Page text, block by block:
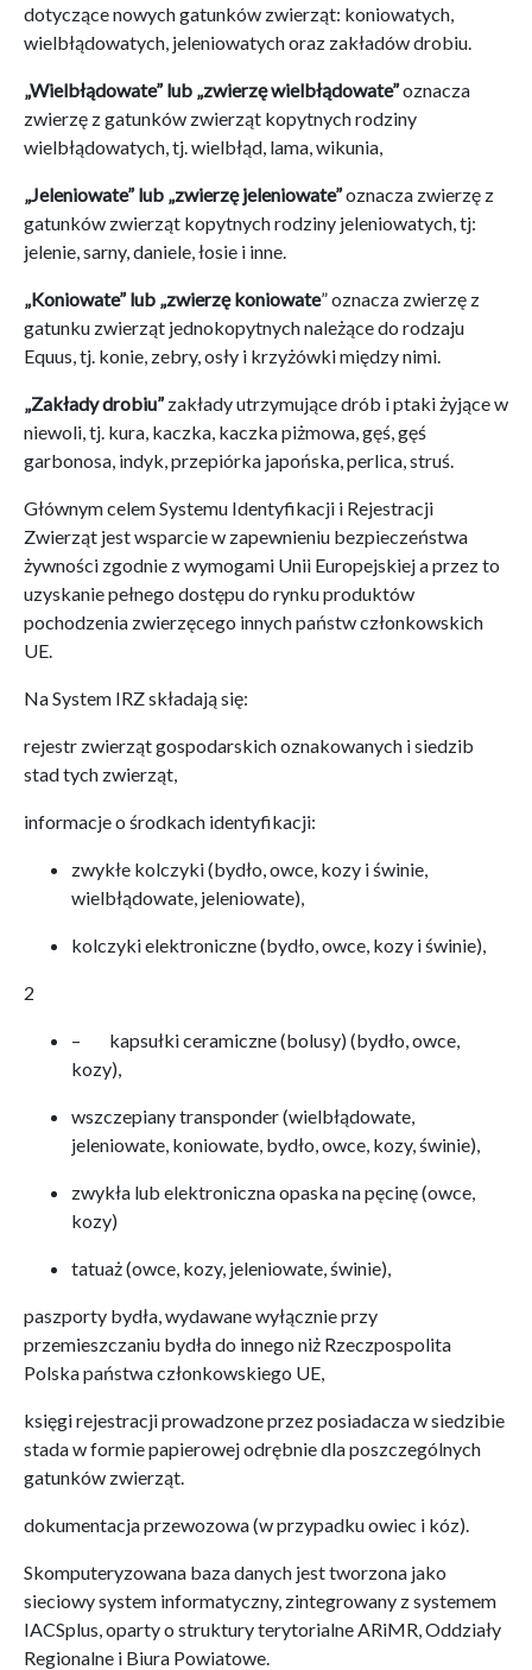
dotyczące nowych gatunków zwierząt: koniowatych,
wielbłądowatych, jeleniowatych oraz zakładów drobiu.
„Wielbłądowate” lub „zwierzę wielbłądowate”oznacza
zwierzę z gatunków zwierząt kopytnych rodziny
wielbłądowatych, tj. wielbłąd, lama, wikunia,
„Jeleniowate” lub „zwierzę jeleniowate”oznacza zwierzę z
gatunków zwierząt kopytnych rodziny jeleniowatych, tj:
jelenie, sarny, daniele, łosie i inne.
„Koniowate” lub „zwierzę koniowate” oznacza zwierzę z
gatunku zwierząt jednokopytnych należące do rodzaju
Equus, tj. konie, zebry, osły i krzyżówki między nimi.
„Zakłady drobiu”zakłady utrzymujące drób i ptaki żyjące w
niewoli, tj. kura, kaczka, kaczka piżmowa, gęś, gęś
garbonosa, indyk, przepiórka japońska, perlica, struś.
Głównym celem Systemu Identyfikacji i Rejestracji
Zwierząt jest wsparcie w zapewnieniu bezpieczeństwa
żywności zgodnie z wymogami Unii Europejskiej a przez to
uzyskanie pełnego dostępu do rynku produktów
pochodzenia zwierzęcego innych państw członkowskich
UE.
Na System IRZ składają się:
rejestr zwierząt gospodarskich oznakowanych i siedzib
stad tych zwierząt,
informacje o środkach identyfikacji:
zwykłe kolczyki (bydło, owce, kozy i świnie,
wielbłądowate, jeleniowate),
kolczyki elektroniczne (bydło, owce, kozy i świnie),
2
– kapsułki ceramiczne (bolusy) (bydło, owce,
kozy),
wszczepiany transponder (wielbłądowate,
jeleniowate, koniowate, bydło, owce, kozy, świnie),
zwykła lub elektroniczna opaska na pęcinę (owce,
kozy)
tatuaż (owce, kozy, jeleniowate, świnie),
paszporty bydła, wydawane wyłącznie przy
przemieszczaniu bydła do innego niż Rzeczpospolita
Polska państwa członkowskiego UE,
księgi rejestracji prowadzone przez posiadacza w siedzibie
stada w formie papierowej odrębnie dla poszczególnych
gatunków zwierząt.
dokumentacja przewozowa (w przypadku owiec i kóz).
Skomputeryzowana baza danych jest tworzona jako
sieciowy system informatyczny, zintegrowany z systemem
IACSplus, oparty o struktury terytorialne ARiMR, Oddziały
Regionalne i Biura Powiatowe.